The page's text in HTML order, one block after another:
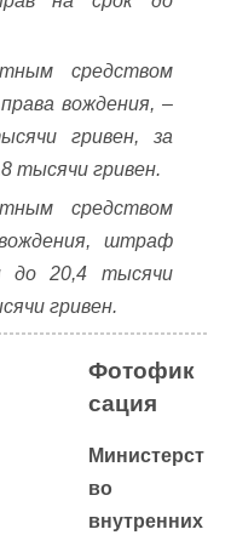
средством
вождения, –
гривен, за
тысячи гривен.
средством
штраф
до 20,4 тысячи
гривен.
Фотофик
сация
Министерст
во
внутренних